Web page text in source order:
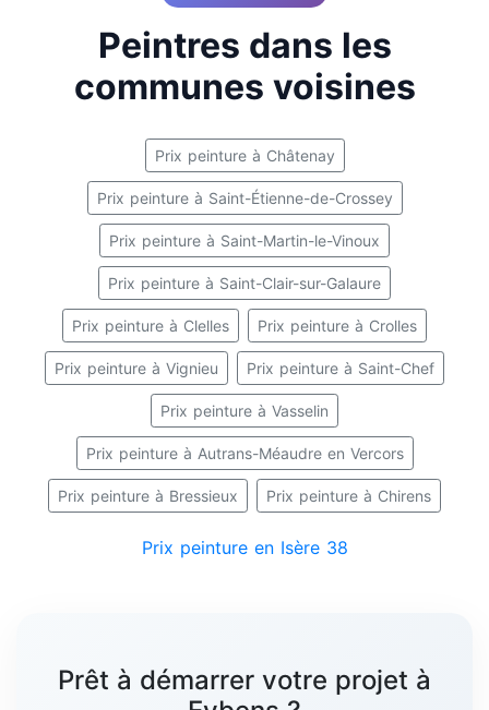
Peintres dans les
communes voisines
Prix peinture à Châtenay
Prix peinture à Saint-Étienne-de-Crossey
Prix peinture à Saint-Martin-le-Vinoux
Prix peinture à Saint-Clair-sur-Galaure
Prix peinture à Clelles Prix peinture à Crolles
Prix peinture à Vignieu Prix peinture à Saint-Chef
Prix peinture à Vasselin
Prix peinture à Autrans-Méaudre en Vercors
Prix peinture à Bressieux Prix peinture à Chirens
Prix peinture en Isère 38
Prêt à démarrer votre projet à